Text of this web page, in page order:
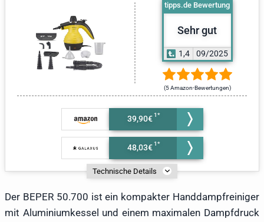
39,90€
48,03€
tipps.de Bewertung
Sehr gut
1,4 09/2025
(5 Amazon-Bewertungen)
Technische Details
Der BEPER 50.700 ist ein kompakter Handdampfreiniger
mit Aluminiumkessel und einem maximalen Dampfdruck